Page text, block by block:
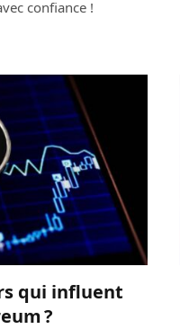
confiance !
qui influent
?